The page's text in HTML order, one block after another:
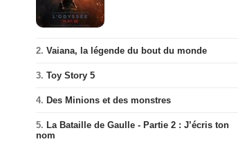
2. Vaiana, la légende du bout du monde
3. Toy Story 5
4. Des Minions et des monstres
5. La Bataille de Gaulle - Partie 2 : J’écris ton
nom